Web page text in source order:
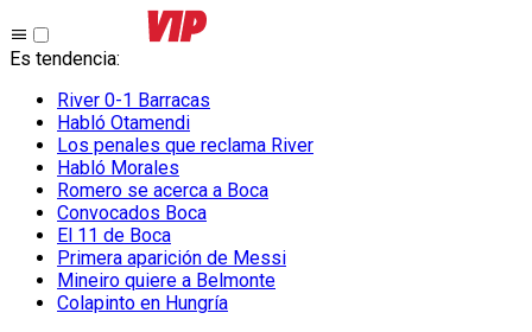
Es tendencia:
River 0-1 Barracas
Habló Otamendi
Los penales que reclama River
Habló Morales
Romero se acerca a Boca
Convocados Boca
El 11 de Boca
Primera aparición de Messi
Mineiro quiere a Belmonte
Colapinto en Hungría